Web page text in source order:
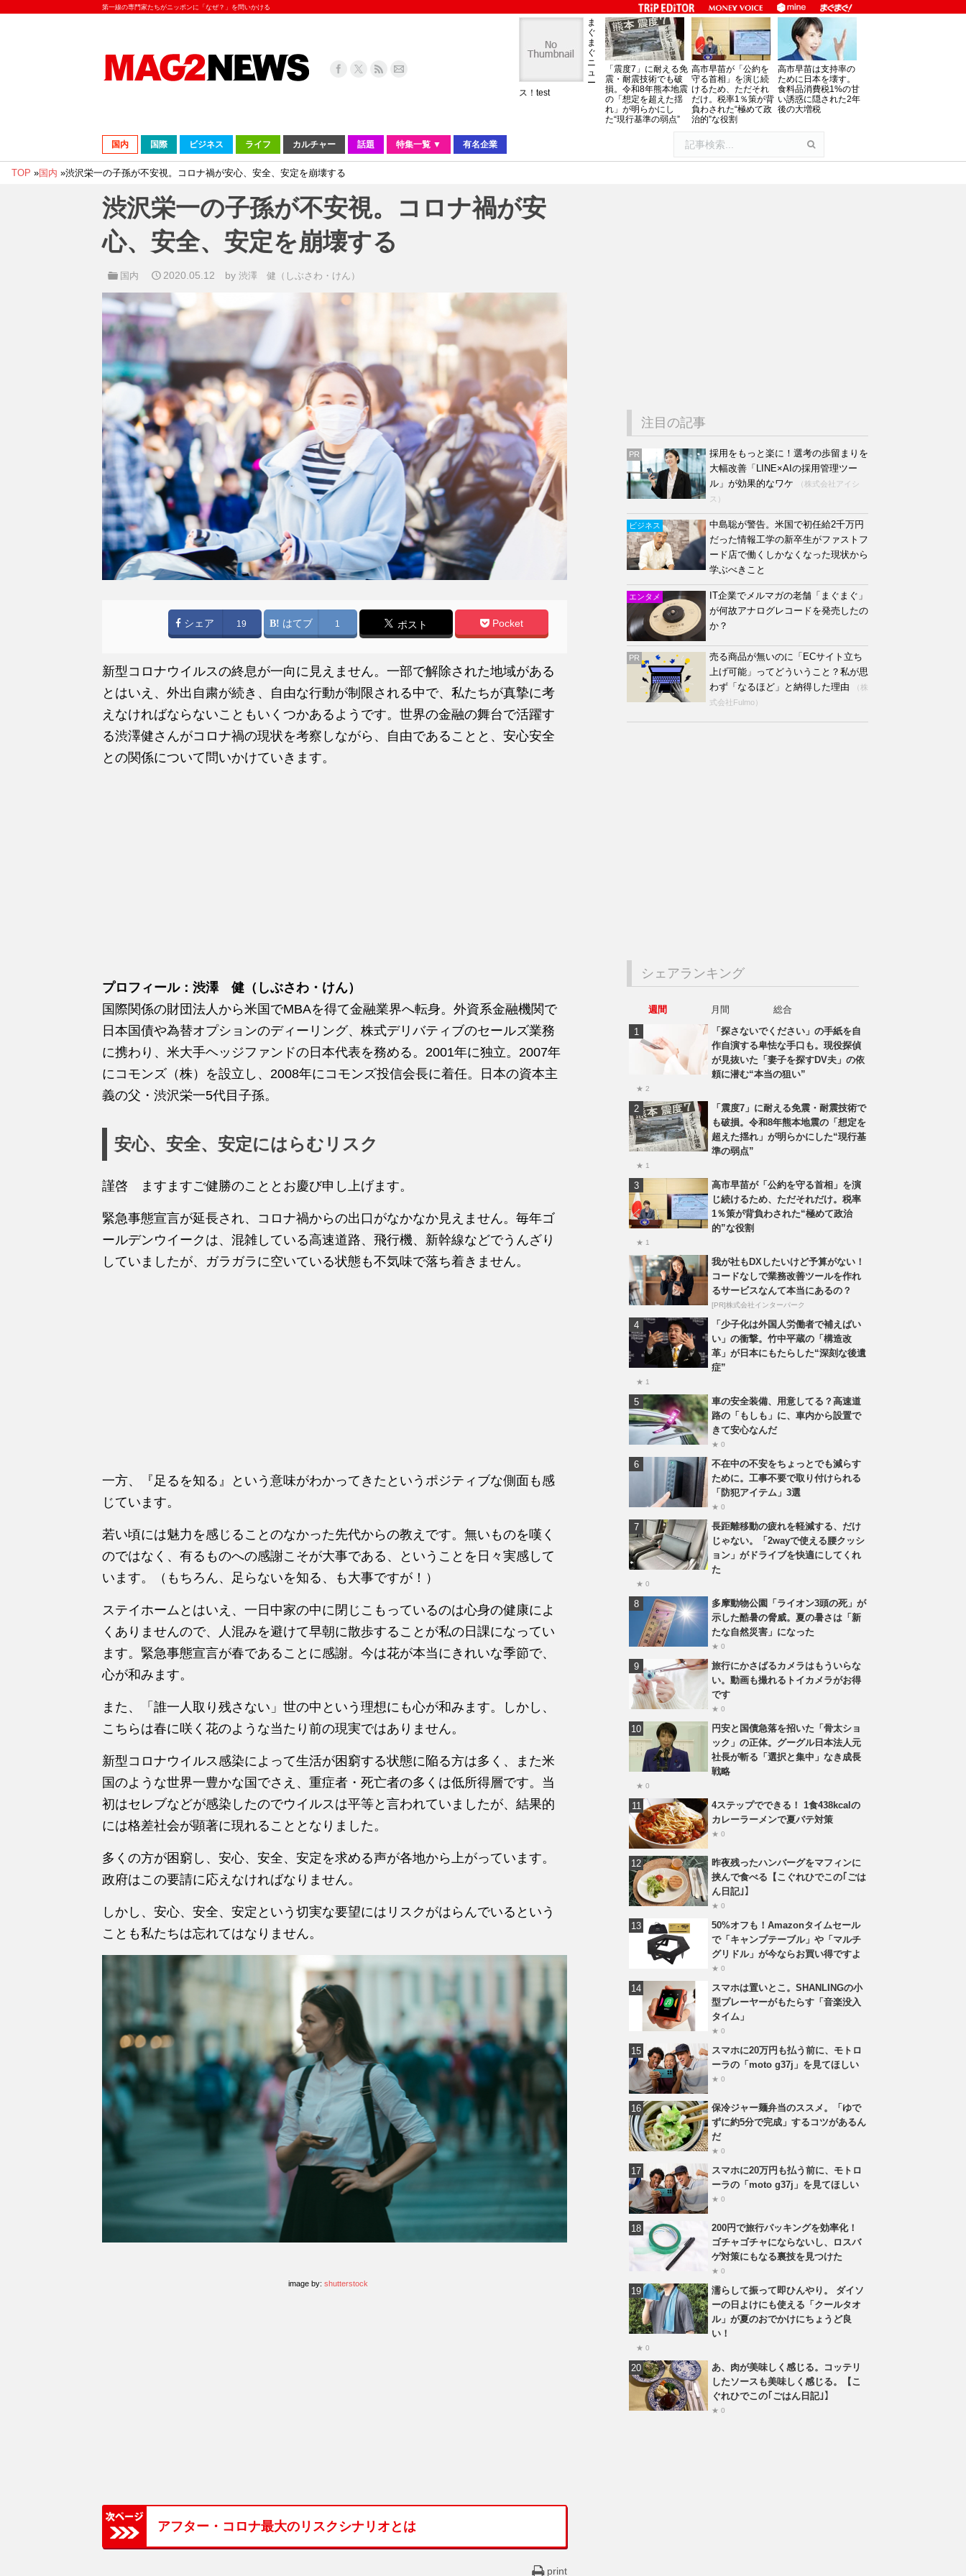
第一線の専門家たちがニッポンに「なぜ？」を問いかける
ま
ぐ
ま
ぐ
ニ
ュ
ー
ス！test
「震度7」に耐える免
震・耐震技術でも破
損。令和8年熊本地震
の「想定を超えた揺
れ」が明らかにし
た“現行基準の弱点”
高市早苗が「公約を
守る首相」を演じ続
けるため、ただそれ
だけ。税率1％策が背
負わされた“極めて政
治的”な役割
高市早苗は支持率の
ために日本を壊す。
食料品消費税1%の甘
い誘惑に隠された2年
後の大増税
国内 国際 ビジネス ライフ カルチャー 話題 特集一覧 ▼ 有名企業
TOP »国内 »渋沢栄一の子孫が不安視。コロナ禍が安心、安全、安定を崩壊する
渋沢栄一の子孫が不安視。コロナ禍が安
心、安全、安定を崩壊する
国内 2020.05.12 by渋澤 健（しぶさわ・けん）
シェア 19 はてブ 1 ポスト Pocket
新型コロナウイルスの終息が一向に見えません。一部で解除された地域がある
とはいえ、外出自粛が続き、自由な行動が制限される中で、私たちが真摯に考
えなければならないこともいくつかあるようです。世界の金融の舞台で活躍す
る渋澤健さんがコロナ禍の現状を考察しながら、自由であることと、安心安全
との関係について問いかけていきます。
プロフィール：渋澤 健（しぶさわ・けん）
国際関係の財団法人から米国でMBAを得て金融業界へ転身。外資系金融機関で
日本国債や為替オプションのディーリング、株式デリバティブのセールズ業務
に携わり、米大手ヘッジファンドの日本代表を務める。2001年に独立。2007年
にコモンズ（株）を設立し、2008年にコモンズ投信会長に着任。日本の資本主
義の父・渋沢栄一5代目子孫。
安心、安全、安定にはらむリスク
謹啓 ますますご健勝のこととお慶び申し上げます。
緊急事態宣言が延長され、コロナ禍からの出口がなかなか見えま せん。毎年ゴ
ールデンウイークは、混雑している高速道路、 飛行機、新幹線などでうんざり
していましたが、ガラガラに空いている状態も不気味で落ち着きません。
一方、『足るを知る』という意味がわかってきたというポジティブな側面も感
じています。
若い頃には魅力を感じることのなかった先代からの教えです。無い ものを嘆く
のではなく、有るものへの感謝こそが大事である、とい うことを日々実感して
います。（もちろん、足らないを知る、も大事ですが！）
ステイホームとはいえ、一日中家の中に閉じこもっているのは心身の健康によ
くありませんので、人混みを避けて早朝に散歩すること が私の日課になってい
ます。緊急事態宣言が春であることに感謝。 今は花が本当にきれいな季節で、
心が和みます。
また、「誰一人取り残さない」世の中という理想にも心が和みます。しかし、
こちらは春に咲く花のような当たり前の現実ではありま せん。
新型コロナウイルス感染によって生活が困窮する状態に陥る方は多く、また米
国のような世界一豊かな国でさえ、重症者・死亡者の多くは低所得層です。当
初はセレブなどが感染したのでウイルスは平等と言われていましたが、 結果的
には格差社会が顕著に現れることとなりました。
多くの方が困窮し、安心、安全、安定を求める声が各地から上がっています。
政府はこの要請に応えなければなりません。
しかし、安心、安全、安定という切実な要望にはリスクがはらんでいるという
ことも私たちは忘れてはなりません。
image by: shutterstock
アフター・コロナ最大のリスクシナリオとは
print
注目の記事
PR
採用をもっと楽に！選考の歩留まりを
大幅改善「LINE×AIの採用管理ツー
ル」が効果的なワケ
（株式会社アイシ
ス）
ビジネス
中島聡が警告。米国で初任給2千万円
だった情報工学の新卒生がファストフ
ード店で働くしかなくなった現状から
学ぶべきこと
エンタメ
IT企業でメルマガの老舗「まぐまぐ」
が何故アナログレコードを発売したの
か？
PR
売る商品が無いのに「ECサイト立ち
上げ可能」ってどういうこと？私が思
わず「なるほど」と納得した理由
（株
式会社Fulmo）
シェアランキング
週間 月間
総合
「探さないでください」の手紙を自
作自演する卑怯な手口も。現役探偵
が見抜いた「妻子を探すDV夫」の依
頼に潜む“本当の狙い”
★ 2
「震度7」に耐える免震・耐震技術で
も破損。令和8年熊本地震の「想定を
超えた揺れ」が明らかにした“現行基
準の弱点”
★ 1
高市早苗が「公約を守る首相」を演
じ続けるため、ただそれだけ。税率
1％策が背負わされた“極めて政治
的”な役割
★ 1
我が社もDXしたいけど予算がない！
コードなしで業務改善ツールを作れ
るサービスなんて本当にあるの？
[PR]株式会社インターパーク
「少子化は外国人労働者で補えばい
い」の衝撃。竹中平蔵の「構造改
革」が日本にもたらした“深刻な後遺
症”
★ 1
車の安全装備、用意してる？高速道
路の「もしも」に、車内から設置で
きて安心なんだ
★ 0
不在中の不安をちょっとでも減らす
ために。工事不要で取り付けられる
「防犯アイテム」3選
★ 0
長距離移動の疲れを軽減する、だけ
じゃない。「2wayで使える腰クッシ
ョン」がドライブを快適にしてくれ
た
★ 0
多摩動物公園「ライオン3頭の死」が
示した酷暑の脅威。夏の暑さは「新
たな自然災害」になった
★ 0
旅行にかさばるカメラはもういらな
い。動画も撮れるトイカメラがお得
です
★ 0
円安と国債急落を招いた「骨太ショ
ック」の正体。グーグル日本法人元
社長が斬る「選択と集中」なき成長
戦略
★ 0
4ステップでできる！ 1食438kcalの
カレーラーメンで夏バテ対策
★ 0
昨夜残ったハンバーグをマフィンに
挟んで食べる【こぐれひでこの｢ごは
ん日記｣】
★ 0
50%オフも！Amazonタイムセール
で「キャンプテーブル」や「マルチ
グリドル」が今ならお買い得ですよ
★ 0
スマホは置いとこ。SHANLINGの小
型プレーヤーがもたらす「音楽没入
タイム」
★ 0
スマホに20万円も払う前に、モトロ
ーラの「moto g37j」を見てほしい
★ 0
保冷ジャー麺弁当のススメ。「ゆで
ずに約5分で完成」するコツがあるん
だ
★ 0
スマホに20万円も払う前に、モトロ
ーラの「moto g37j」を見てほしい
★ 0
200円で旅行パッキングを効率化！
ゴチャゴチャにならないし、ロスバ
ゲ対策にもなる裏技を見つけた
★ 0
濡らして振って即ひんやり。 ダイソ
ーの日よけにも使える「クールタオ
ル」が夏のおでかけにちょうど良
い！
★ 0
あ、肉が美味しく感じる。コッテリ
したソースも美味しく感じる。【こ
ぐれひでこの｢ごはん日記｣】
★ 0